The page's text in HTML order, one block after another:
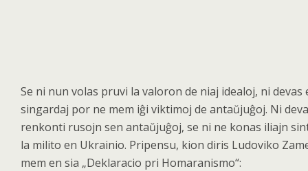
Se ni nun volas pruvi la valoron de niaj idealoj, ni devas
singardaj por ne mem iĝi viktimoj de antaŭjuĝoj. Ni
renkonti rusojn sen antaŭjuĝoj, se ni ne konas iliajn
la milito en Ukrainio. Pripensu, kion diris Ludoviko
mem en sia „Deklaracio pri Homaranismo“: